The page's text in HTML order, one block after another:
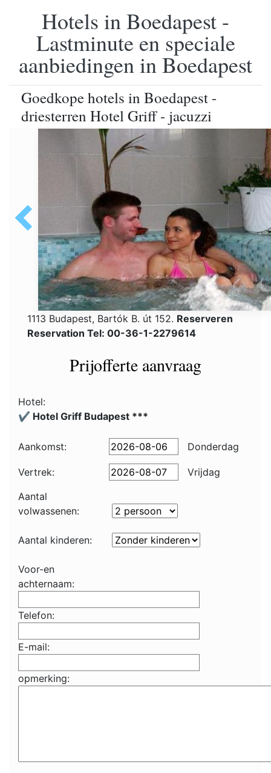
Hotels in Boedapest -
Lastminute en speciale
aanbiedingen in Boedapest
Goedkope hotels in Boedapest -
driesterren Hotel Griff - jacuzzi
1113 Budapest, Bartók B. út 152. Reserveren
Reservation Tel: 00-36-1-2279614
Prijofferte aanvraag
Hotel:
✔️ Hotel Griff Budapest ***
Aankomst: Donderdag
Vertrek:
Vrijdag
Aantal
volwassenen:
Aantal kinderen:
Voor-en
achternaam:
Telefon:
E-mail:
opmerking: